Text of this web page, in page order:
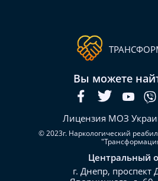
Вы можете
Лицензия МОЗ
© 2023г. Наркологический
Центральный
г. Днепр, проспект